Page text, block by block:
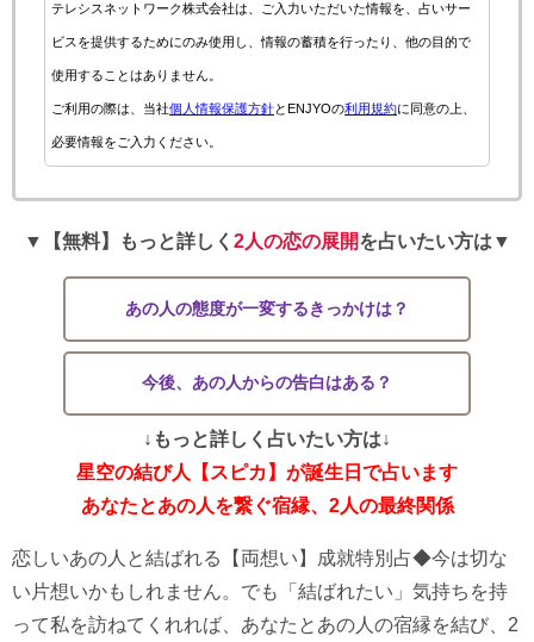
テレシスネットワーク株式会社は、ご入力いただいた情報を、占いサー
ビスを提供するためにのみ使用し、情報の蓄積を行ったり、他の目的で
使用することはありません。
ご利用の際は、当社個人情報保護方針とENJYOの利用規約に同意の上、
必要情報をご入力ください。
▼【無料】もっと詳しく 2人の恋の展開を占いたい方は▼
あの人の態度が一変するきっかけは？
今後、あの人からの告白はある？
↓もっと詳しく占いたい方は↓
星空の結び人【スピカ】が誕生日で占います
あなたとあの人を繋ぐ宿縁、2人の最終関係
恋しいあの人と結ばれる【両想い】成就特別占◆今は切な
い片想いかもしれません。でも「結ばれたい」気持ちを持
って私を訪ねてくれれば、あなたとあの人の宿縁を結び、2